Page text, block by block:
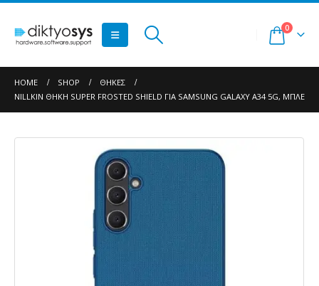
0
HOME SHOP
ΘΉΚΕΣ
NILLKIN ΘΉΚΗ SUPER FROSTED SHIELD ΓΙΑ SAMSUNG GALAXY A34 5G, ΜΠΛΕ